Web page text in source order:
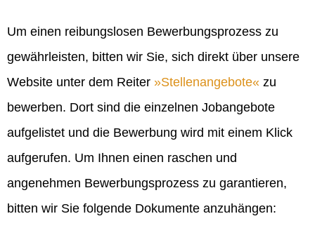
Um einen reibungslosen Bewerbungsprozess zu
gewährleisten, bitten wir Sie, sich direkt über unsere
Website unter dem Reiter
Stellenangebote
zu
bewerben. Dort sind die einzelnen Jobangebote
aufgelistet und die Bewerbung wird mit einem Klick
aufgerufen. Um Ihnen einen raschen und
angenehmen Bewerbungsprozess zu garantieren,
bitten wir Sie folgende Dokumente anzuhängen: